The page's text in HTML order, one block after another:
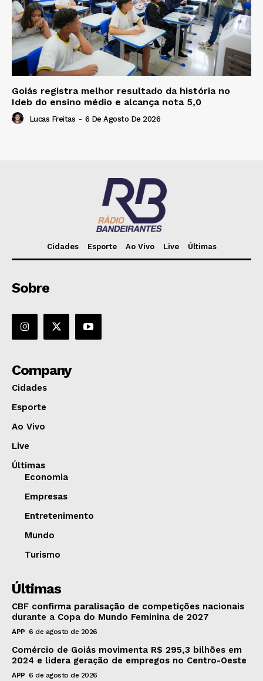
Goiás registra melhor resultado da história no
Ideb do ensino médio e alcança nota 5,0
Lucas Freitas - 6 De Agosto De 2026
Cidades Esporte Ao Vivo Live Últimas
Sobre
Company
Cidades
Esporte
Ao Vivo
Live
Últimas
Economia
Empresas
Entretenimento
Mundo
Turismo
Últimas
CBF confirma paralisação de competições nacionais
durante a Copa do Mundo Feminina de 2027
APP 6 de agosto de 2026
Comércio de Goiás movimenta R$ 295,3 bilhões em
2024 e lidera geração de empregos no Centro-Oeste
APP 6 de agosto de 2026